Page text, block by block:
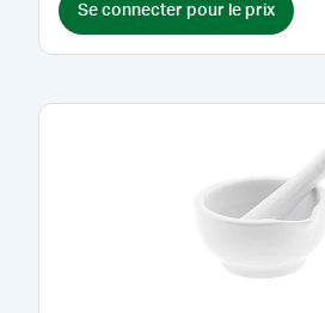
Se connecter pour le prix